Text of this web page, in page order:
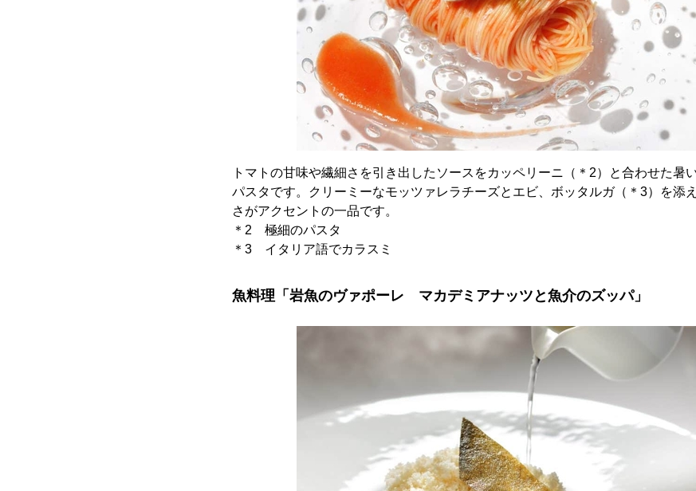
トマトの甘味や繊細さを引き出したソースをカッペリーニ（＊2）と合わせた暑
パスタです。クリーミーなモッツァレラチーズとエビ、ボッタルガ（＊3）を添
さがアクセントの一品です。
＊2 極細のパスタ
＊3 イタリア語でカラスミ
魚料理「岩魚のヴァポーレ マカデミアナッツと魚介のズッパ」